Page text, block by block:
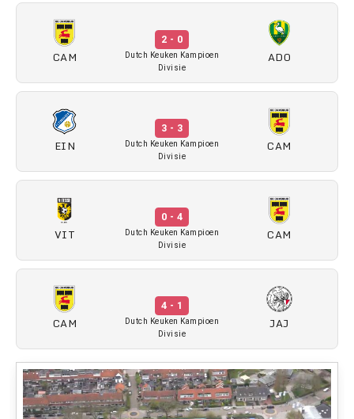
CAM
2 - 0
Dutch Keuken Kampioen
Divisie
ADO
EIN
3 - 3
Dutch Keuken Kampioen
Divisie
CAM
VIT
0 - 4
Dutch Keuken Kampioen
Divisie
CAM
CAM
4 - 1
Dutch Keuken Kampioen
Divisie
JAJ